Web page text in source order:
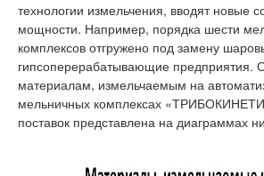
технологии измельчения, вводят новые
мощности. Например, порядка шести
комплексов отгружено под замену
гипсоперерабатывающие предприятия.
материалам, измельчаемым на
мельничных комплексах
поставок представлена на диаграммах